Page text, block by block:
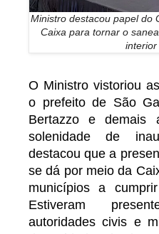
Ministro destacou papel do
Caixa para tornar o
O Ministro vistoriou
o prefeito de São
Bertazzo e demais
solenidade de
destacou que a
se dá por meio da
municípios a
Estiveram
autoridades civis e